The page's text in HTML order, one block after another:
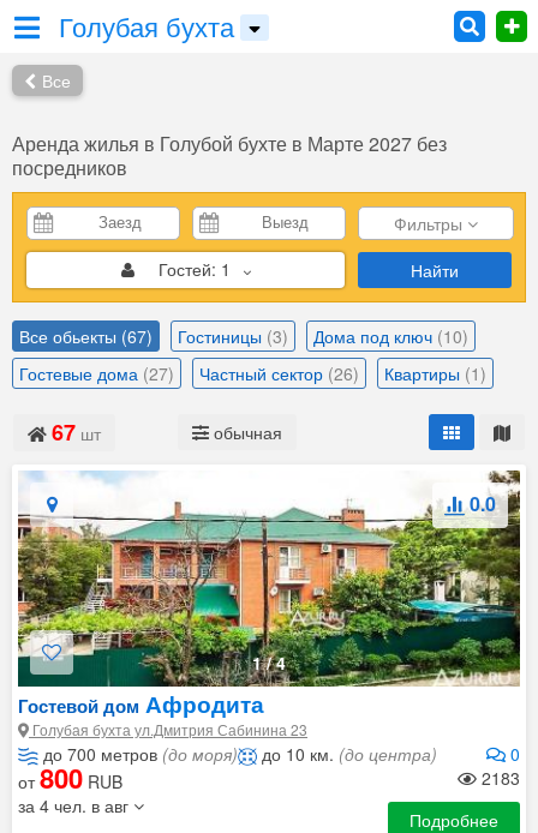
Голубая бухта
Все
Аренда жилья в Голубой бухте в Марте 2027 без
посредников
Фильтры
Гостей: 1 Найти
Все обьекты (67) Гостиницы (3) Дома под ключ (10)
Гостевые дома (27) Частный сектор (26) Квартиры (1)
67 шт обычная
1/4
0.0
Гостевой дом Афродита
Голубая бухта ул.Дмитрия Сабинина 23
до 700 метров (до моря) 0
до 10 км. (до центра)
2183
от800 RUB
за 4 чел. в авг
Подробнее